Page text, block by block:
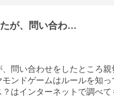
が、問い合わ…
問い合わせをしたところ親
ンドゲームはルールを知
はインターネットで調べ